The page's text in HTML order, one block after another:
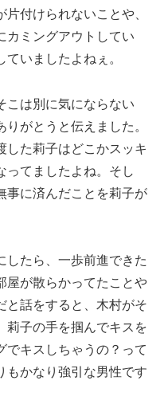
付けられないことや、
カミングアウトしてい
いましたよねぇ。
こは別に気にならない
がとうと伝えました。
した莉子はどこかスッキ
ってましたよね。そし
事に済んだことを莉子が
したら、一歩前進できた
屋が散らかってたことや
と話をすると、木村がそ
莉子の手を掴んでキスを
でキスしちゃうの？って
もかなり強引な男性です